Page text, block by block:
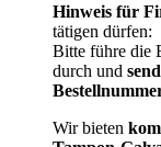
Hinweis für
tätigen dürfen:
Bitte führe die
durch und
Wir bieten